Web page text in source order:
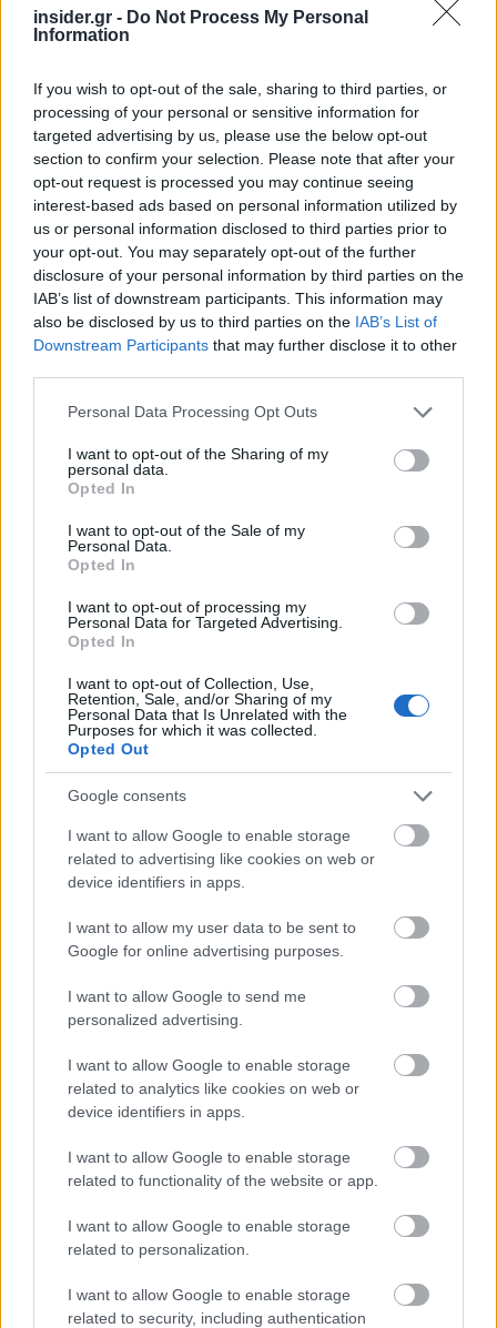
insider.gr - Do Not Process My Personal
Information
If you wish to opt-out of the sale, sharing to third parties, or
processing of your personal or sensitive information for
targeted advertising by us, please use the below opt-out
section to confirm your selection. Please note that after your
opt-out request is processed you may continue seeing
interest-based ads based on personal information utilized by
us or personal information disclosed to third parties prior to
your opt-out. You may separately opt-out of the further
disclosure of your personal information by third parties on the
IAB’s list of downstream participants. This information may
also be disclosed by us to third parties on the IAB’s List of
Downstream Participants that may further disclose it to other
Please note that this website/app uses one or more Google
not limited to your visit or usage behaviour. You may click to
grant or deny consent to Google and its third-party tags to
use your data for below specified purposes in below Google
consent section.
Personal Data Processing Opt Outs
I want to opt-out of the Sharing of my
personal data.
Opted In
I want to opt-out of the Sale of my
Personal Data.
Opted In
I want to opt-out of processing my
Personal Data for Targeted Advertising.
Opted In
I want to opt-out of Collection, Use,
Retention, Sale, and/or Sharing of my
Personal Data that Is Unrelated with the
Purposes for which it was collected.
Opted Out
Google consents
I want to allow Google to enable storage
related to advertising like cookies on web or
device identifiers in apps.
I want to allow my user data to be sent to
Google for online advertising purposes.
I want to allow Google to send me
personalized advertising.
I want to allow Google to enable storage
related to analytics like cookies on web or
device identifiers in apps.
I want to allow Google to enable storage
related to functionality of the website or app.
I want to allow Google to enable storage
related to personalization.
I want to allow Google to enable storage
related to security, including authentication
Η εταιρεία ανέφερε ότι πρόκειται να
επικεντρωθεί στην ανάπτυξη της κερδοφορίας
έναντι της επέκτασής της και αναμένεται να
προχωρήσει σε σημαντικές περικοπές στις
δαπάνες marketing και πωλήσεων ενώ από την
άλλη θα αυξήσει σημαντικά τις ελεύθερες
ταμειακές ροές και τα προσαρμοσμένα EBITDA.
Νωρίτερα φέτος, η Peloton, ανακοίνωσε ένα
εκτεταμένο σχέδιο αναδιάρθρωσης που
περιλάμβανε την περικοπή του 15% του
για την επίτευξη εξοικονόμησης κόστους 200
εκατ. δολαρίων σε ετήσια βάση μέχρι το τέλος
και μάθετε
πρώτοι όλες τιςειδήσειςαπό την Ελλάδα και τον κόσμο.